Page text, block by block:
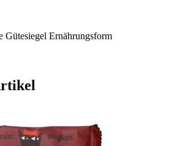
Gütesiegel Ernährungsform